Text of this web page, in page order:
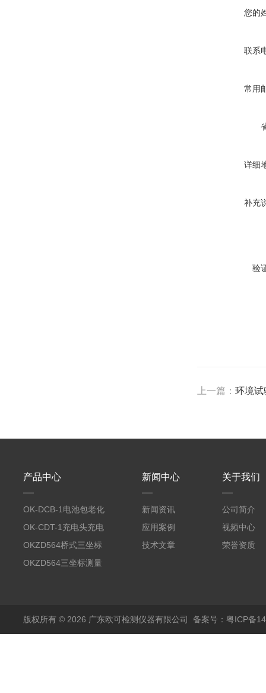
您的
联系
常用
详细
补充
验
上一篇：环境试
产品中心
OK-DCB-1电池包老化
测试系统
OK-CDT-1充电头充电
宝测试系统
OKZD564桥式三坐标
测量仪
OKZD564三坐标测量
新闻中心
新闻资讯
应用案例
技术文章
关于我们
公司简介
视频中心
荣誉资质
版权所有 © 2026 广东欧可检测仪器有限公司 备案号：粤ICP备